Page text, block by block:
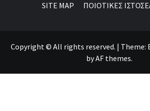
SITE MAP ΠΟΙΟΤΙΚΕΣ
Copyright © All rights reserved. | Theme:
byAF themes.